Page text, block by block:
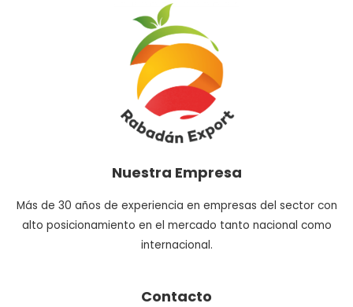
Nuestra Empresa
Más de 30 años de experiencia en empresas del sector con
alto posicionamiento en el mercado tanto nacional como
internacional.
Contacto